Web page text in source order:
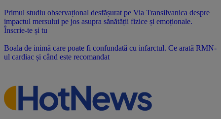
Primul studiu observațional desfășurat pe Via Transilvanica despre
impactul mersului pe jos asupra sănătății fizice și emoționale.
Înscrie-te și tu
Boala de inimă care poate fi confundată cu infarctul. Ce arată RMN-
ul cardiac și când este recomandat